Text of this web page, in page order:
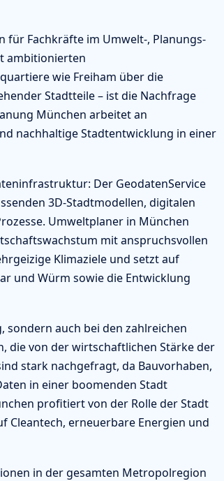
Fachkräfte im Umwelt-, Planungs-
ambitionierten
wie Freiham über die
Stadtteile – ist die Nachfrage
München arbeitet an
nachhaltige Stadtentwicklung in einer
Der GeodatenService
3D-Stadtmodellen, digitalen
Umweltplaner in München
mit anspruchsvollen
Klimaziele und setzt auf
und Würm sowie die Entwicklung
sondern auch bei den zahlreichen
die von der wirtschaftlichen Stärke der
stark nachgefragt, da Bauvorhaben,
in einer boomenden Stadt
profitiert von der Rolle der Stadt
Cleantech, erneuerbare Energien und
in der gesamten Metropolregion